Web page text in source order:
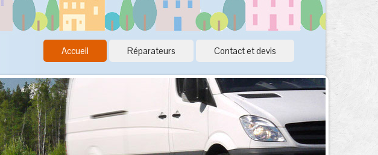
Accueil Réparateurs Contact et devis